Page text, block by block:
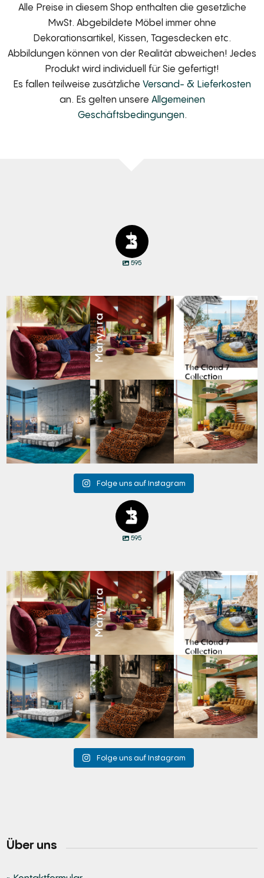
Alle Preise in diesem Shop enthalten die gesetzliche
MwSt. Abgebildete Möbel immer ohne
Dekorationsartikel, Kissen, Tagesdecken etc.
Abbildungen können von der Realität abweichen! Jedes
Produkt wird individuell für Sie gefertigt!
Es fallen teilweise zusätzliche Versand- & Lieferkosten
an. Es gelten unsere Allgemeinen
Geschäftsbedingungen.
595
Den Kopf anlehnen. Die
Gedanken auf Reisen...
60 0
Manyara. Inspiriert von
der Weite Afrikas....
57 2
Für jeden Lieblingsplatz
die passende Cloud.
☁️...
61 1
Cloud 7 – nicht nur zum
Sitzen, sondern auch
zum ...
147 3
A bold statement. A
quiet retreat.
Mit unserem...
202 4
Take a walk on the wild
side. 🐆
Anlässlich...
105 1
Folge uns auf Instagram
595
Den Kopf anlehnen. Die
Gedanken auf Reisen...
60 0
Manyara. Inspiriert von
der Weite Afrikas....
57 2
Für jeden Lieblingsplatz
die passende Cloud.
☁️...
61 1
Cloud 7 – nicht nur zum
Sitzen, sondern auch
zum...
147 3
A bold statement. A
quiet retreat.
Mit unserem...
202 4
Take a walk on the wild
side. 🐆
Anlässlich...
105 1
Folge uns auf Instagram
Über uns